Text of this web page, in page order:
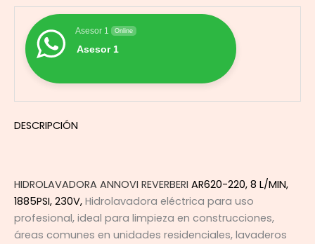
Asesor 1 Online
Asesor 1
DESCRIPCIÓN
HIDROLAVADORA ANNOVI REVERBERI AR620-220, 8 L/MIN,
1885PSI, 230V, Hidrolavadora eléctrica para uso
profesional, ideal para limpieza en construcciones,
áreas comunes en unidades residenciales, lavaderos